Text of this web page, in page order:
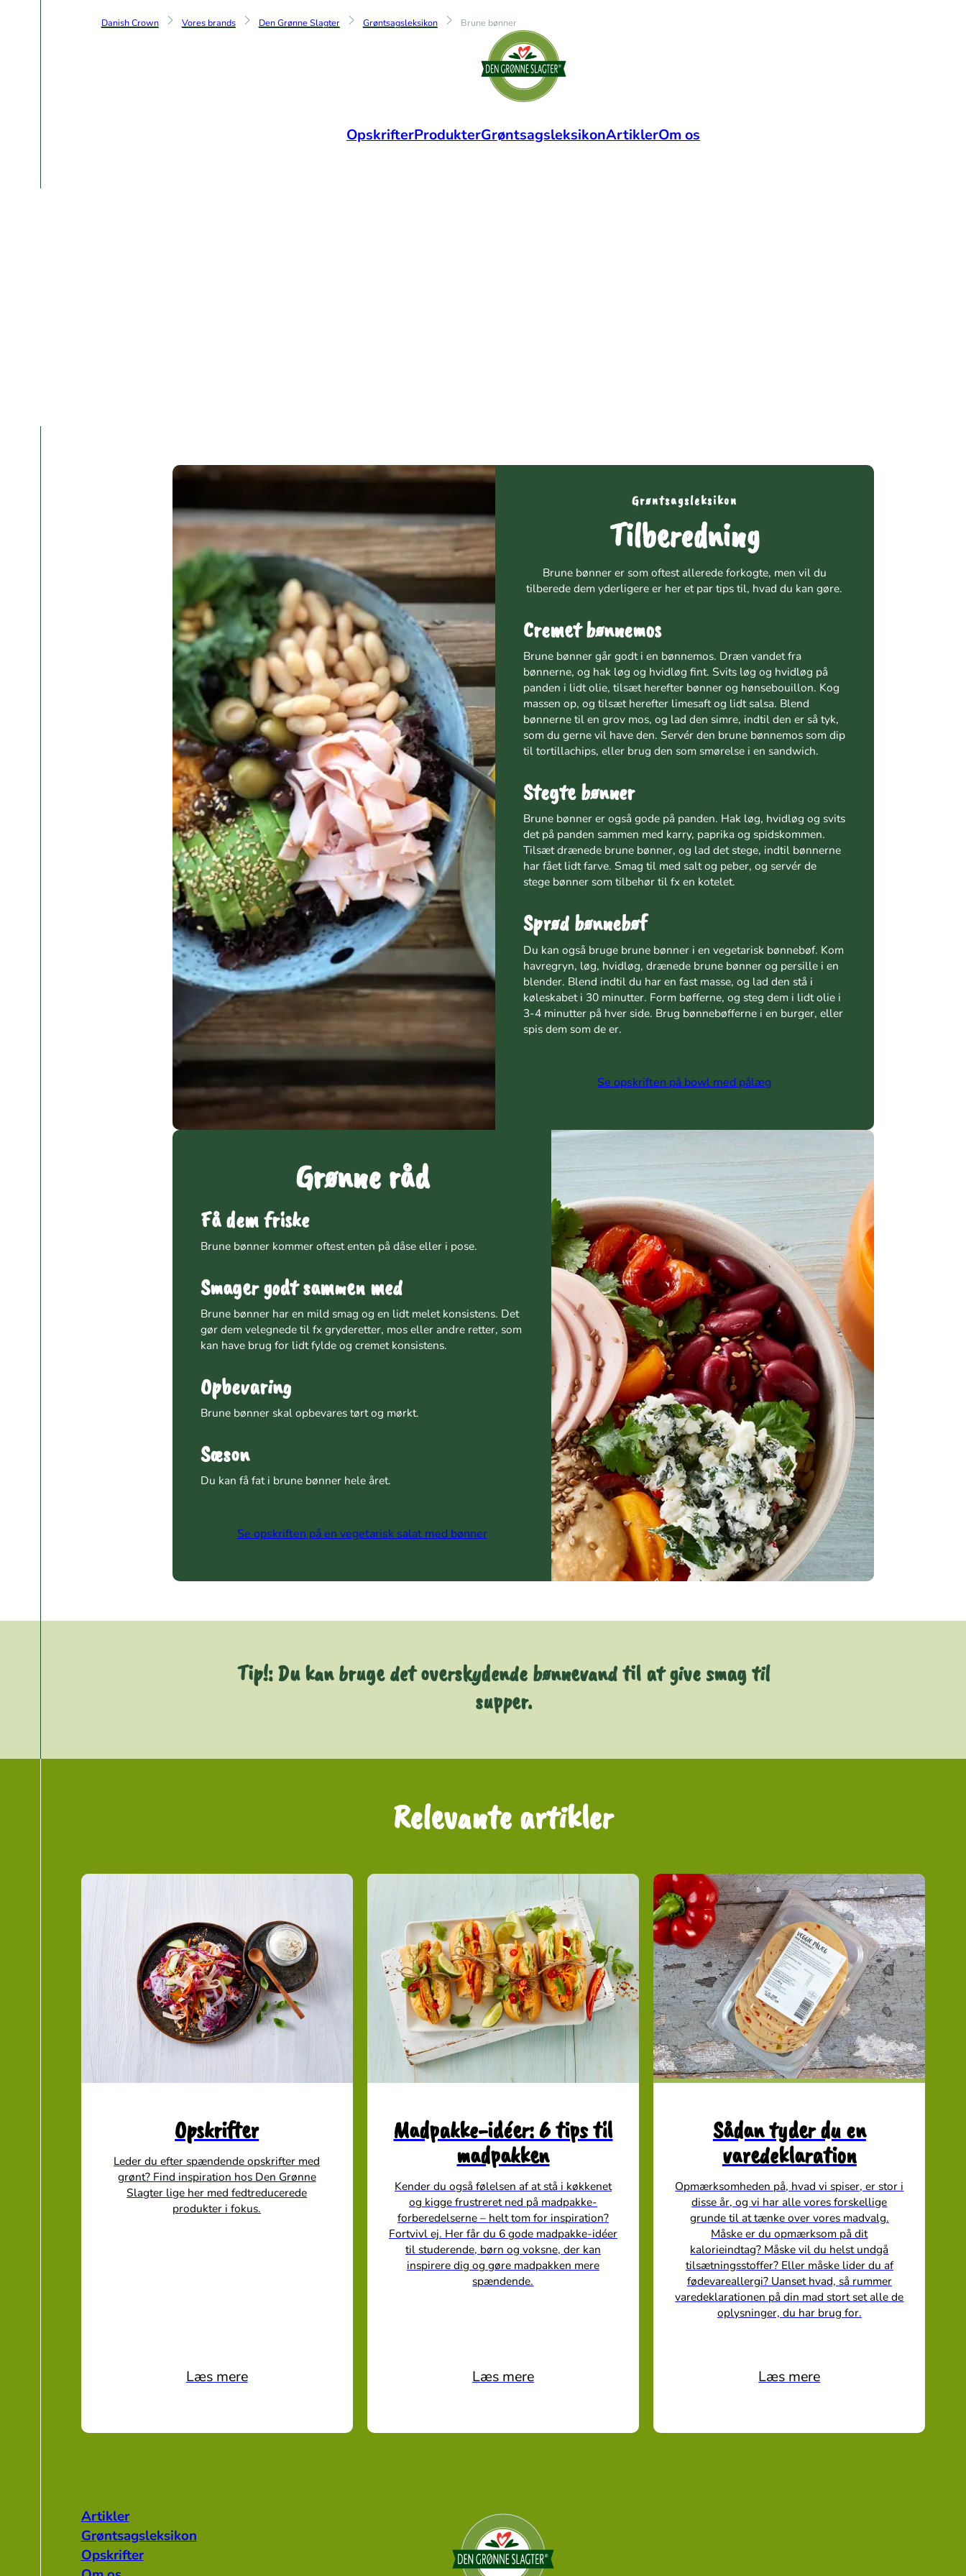
Danish Crown Vores brands Den Grønne Slagter Grøntsagsleksikon Brune bønner
OpskrifterProdukterGrøntsagsleksikonArtiklerOm os
Grøntsagsleksikon
Tilberedning
Brune bønner er som oftest allerede forkogte, men vil du
tilberede dem yderligere er her et par tips til, hvad du kan gøre.
Cremet bønnemos
Brune bønner går godt i en bønnemos. Dræn vandet fra
bønnerne, og hak løg og hvidløg fint. Svits løg og hvidløg på
panden i lidt olie, tilsæt herefter bønner og hønsebouillon. Kog
massen op, og tilsæt herefter limesaft og lidt salsa. Blend
bønnerne til en grov mos, og lad den simre, indtil den er så tyk,
som du gerne vil have den. Servér den brune bønnemos som dip
til tortillachips, eller brug den som smørelse i en sandwich.
Stegte bønner
Brune bønner er også gode på panden. Hak løg, hvidløg og svits
det på panden sammen med karry, paprika og spidskommen.
Tilsæt drænede brune bønner, og lad det stege, indtil bønnerne
har fået lidt farve. Smag til med salt og peber, og servér de
stege bønner som tilbehør til fx en kotelet.
Sprød bønnebøf
Du kan også bruge brune bønner i en vegetarisk bønnebøf. Kom
havregryn, løg, hvidløg, drænede brune bønner og persille i en
blender. Blend indtil du har en fast masse, og lad den stå i
køleskabet i 30 minutter. Form bøfferne, og steg dem i lidt olie i
3-4 minutter på hver side. Brug bønnebøfferne i en burger, eller
spis dem som de er.
Se opskriften på bowl med pålæg
Grønne råd
Få dem friske
Brune bønner kommer oftest enten på dåse eller i pose.
Smager godt sammen med
Brune bønner har en mild smag og en lidt melet konsistens. Det
gør dem velegnede til fx gryderetter, mos eller andre retter, som
kan have brug for lidt fylde og cremet konsistens.
Opbevaring
Brune bønner skal opbevares tørt og mørkt.
Sæson
Du kan få fat i brune bønner hele året.
Se opskriften på en vegetarisk salat med bønner
Tip!: Du kan bruge det overskydende bønnevand til at give smag til
supper.
Relevante artikler
Opskrifter
Leder du efter spændende opskrifter med
grønt? Find inspiration hos Den Grønne
Slagter lige her med fedtreducerede
produkter i fokus.
Læs mere
Madpakke-idéer: 6 tips til
madpakken
Kender du også følelsen af at stå i køkkenet
og kigge frustreret ned på madpakke-
forberedelserne – helt tom for inspiration?
Fortvivl ej. Her får du 6 gode madpakke-idéer
til studerende, børn og voksne, der kan
inspirere dig og gøre madpakken mere
spændende.
Læs mere
Sådan tyder du en
varedeklaration
Opmærksomheden på, hvad vi spiser, er stor i
disse år, og vi har alle vores forskellige
grunde til at tænke over vores madvalg.
Måske er du opmærksom på dit
kalorieindtag? Måske vil du helst undgå
tilsætningsstoffer? Eller måske lider du af
fødevareallergi? Uanset hvad, så rummer
varedeklarationen på din mad stort set alle de
oplysninger, du har brug for.
Læs mere
Artikler
Grøntsagsleksikon
Opskrifter